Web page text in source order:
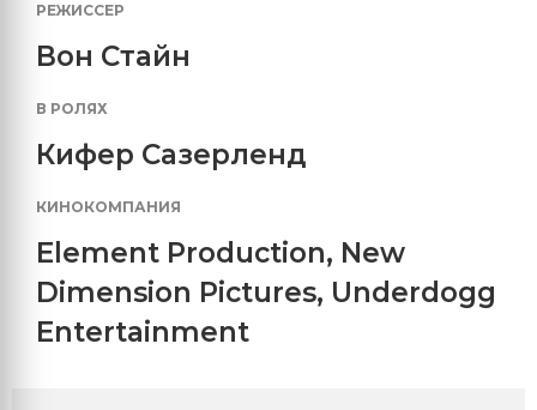
РЕЖИССЕР
Вон Стайн
В РОЛЯХ
Кифер Сазерленд
КИНОКОМПАНИЯ
Element Production, New
Dimension Pictures, Underdogg
Entertainment